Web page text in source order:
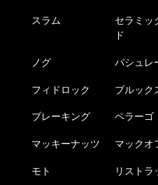
スラム
セラミッ
ド
ノグ パシュレ
フィドロック ブルック
ブレーキング ペラーゴ
マッキーナッツ マックオ
モト リストラ